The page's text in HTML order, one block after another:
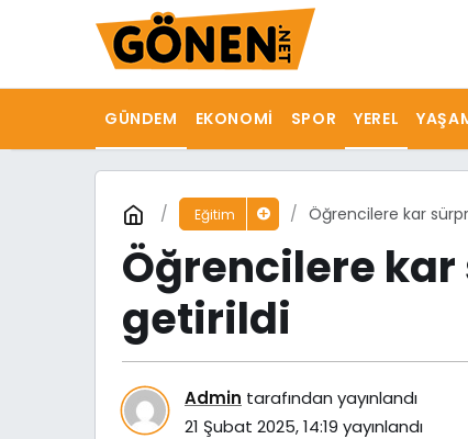
GÜNDEM EKONOMI SPOR YEREL
Eğitim Öğrencilere kar
Öğrencilere
getirildi
Admin tarafından yayınlandı
21 Şubat 2025, 14:19 yayınlandı